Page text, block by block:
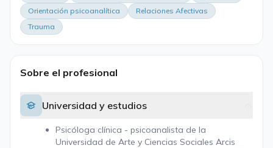
Orientación psicoanalítica
Relaciones Afectivas
Trauma
Sobre el profesional
Universidad y estudios
Psicóloga clínica - psicoanalista de la
Universidad de Arte y Ciencias Sociales Arcis